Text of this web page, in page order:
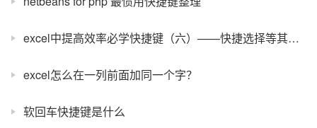
excel中提高效率必学快捷键（六）——快捷选择等其他功能
excel怎么在一列前面加同一个字？
软回车快捷键是什么